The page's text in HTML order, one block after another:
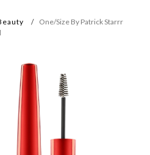
One/Size By Patrick Starrr